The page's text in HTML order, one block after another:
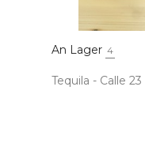
An Lager 4
Tequila - Calle